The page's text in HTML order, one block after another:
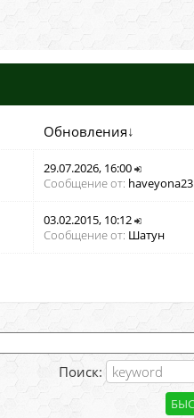
Обновления↓
29.07.2026, 16:00
Сообщение от: haveyona23
03.02.2015, 10:12
Сообщение от: Шатун
Поиск: